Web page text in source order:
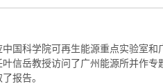
中国科学院可再生能源重点实验室
信岳教授访问了广州能源所并作
报告。